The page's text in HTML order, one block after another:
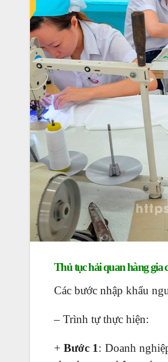
Thủ tục hải quan hàng gia
Các bước nhập khẩu
– Trình tự thực hiện:
+Bước 1: Doanh